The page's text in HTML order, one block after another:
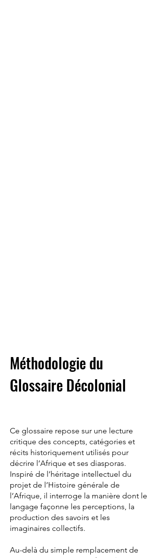
Méthodologie du
Glossaire Décolonial
Ce glossaire repose sur une lecture
critique des concepts, catégories et
récits historiquement utilisés pour
décrire l’Afrique et ses diasporas.
Inspiré de l’héritage intellectuel du
projet de l’Histoire générale de
l’Afrique, il interroge la manière dont le
langage façonne les perceptions, la
production des savoirs et les
imaginaires collectifs.
Au-delà du simple remplacement de